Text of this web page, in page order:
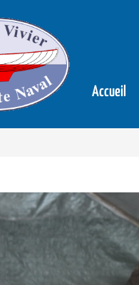
Accueil